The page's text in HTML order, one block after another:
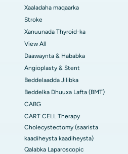
Xaaladaha maqaarka
Stroke
Xanuunada Thyroid-ka
View All
Daawaynta & Hababka
Angioplasty & Stent
Beddelaadda Jilibka
Beddelka Dhuuxa Lafta (BMT)
CABG
CART CELL Therapy
Cholecystectomy (saarista
kaadiheysta kaadiheysta)
Qalabka Laparoscopic